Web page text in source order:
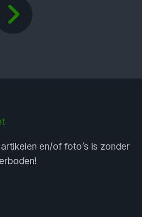
en/of foto’s is zonder